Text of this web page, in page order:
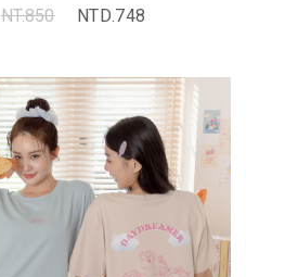
NT.850
NTD.748